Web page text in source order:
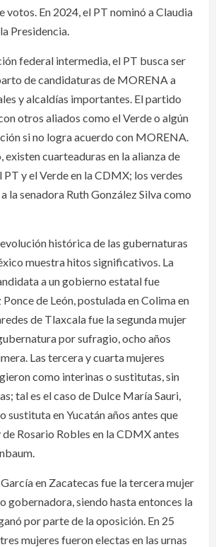
votos. En 2024, el PT nominó a Claudia
Presidencia.
federal intermedia, el PT busca ser
de candidaturas de MORENA a
y alcaldías importantes. El partido
otros aliados como el Verde o algún
si no logra acuerdo con MORENA.
existen cuarteaduras en la alianza de
y el Verde en la CDMX; los verdes
la senadora Ruth González Silva como
histórica de las gubernaturas
muestra hitos significativos. La
a un gobierno estatal fue
de León, postulada en Colima en
de Tlaxcala fue la segunda mujer
por sufragio, ocho años
Las tercera y cuarta mujeres
como interinas o sustitutas, sin
tal es el caso de Dulce María Sauri,
sustituta en Yucatán años antes que
Rosario Robles en la CDMX antes
en Zacatecas fue la tercera mujer
gobernadora, siendo hasta entonces la
por parte de la oposición. En 25
mujeres fueron electas en las urnas